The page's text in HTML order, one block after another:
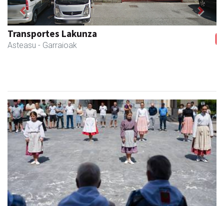
Izurtzu erretegia
Asteasu - Erretegia
Previous Next